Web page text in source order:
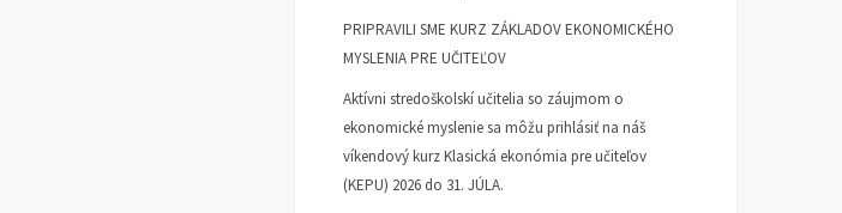
PRIPRAVILI SME KURZ ZÁKLADOV EKONOMICKÉHO
MYSLENIA PRE UČITEĽOV
Aktívni stredoškolskí učitelia so záujmom o
ekonomické myslenie sa môžu prihlásiť na náš
víkendový kurz Klasická ekonómia pre učiteľov
(KEPU) 2026 do 31. JÚLA.